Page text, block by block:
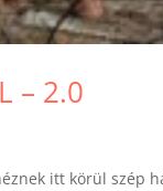
– 2.0
itt körül szép